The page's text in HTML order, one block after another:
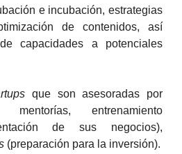
e incubación, estrategias
de contenidos, así
capacidades a potenciales
que son asesoradas por
mentorías, entrenamiento
de sus negocios),
(preparación para la inversión).